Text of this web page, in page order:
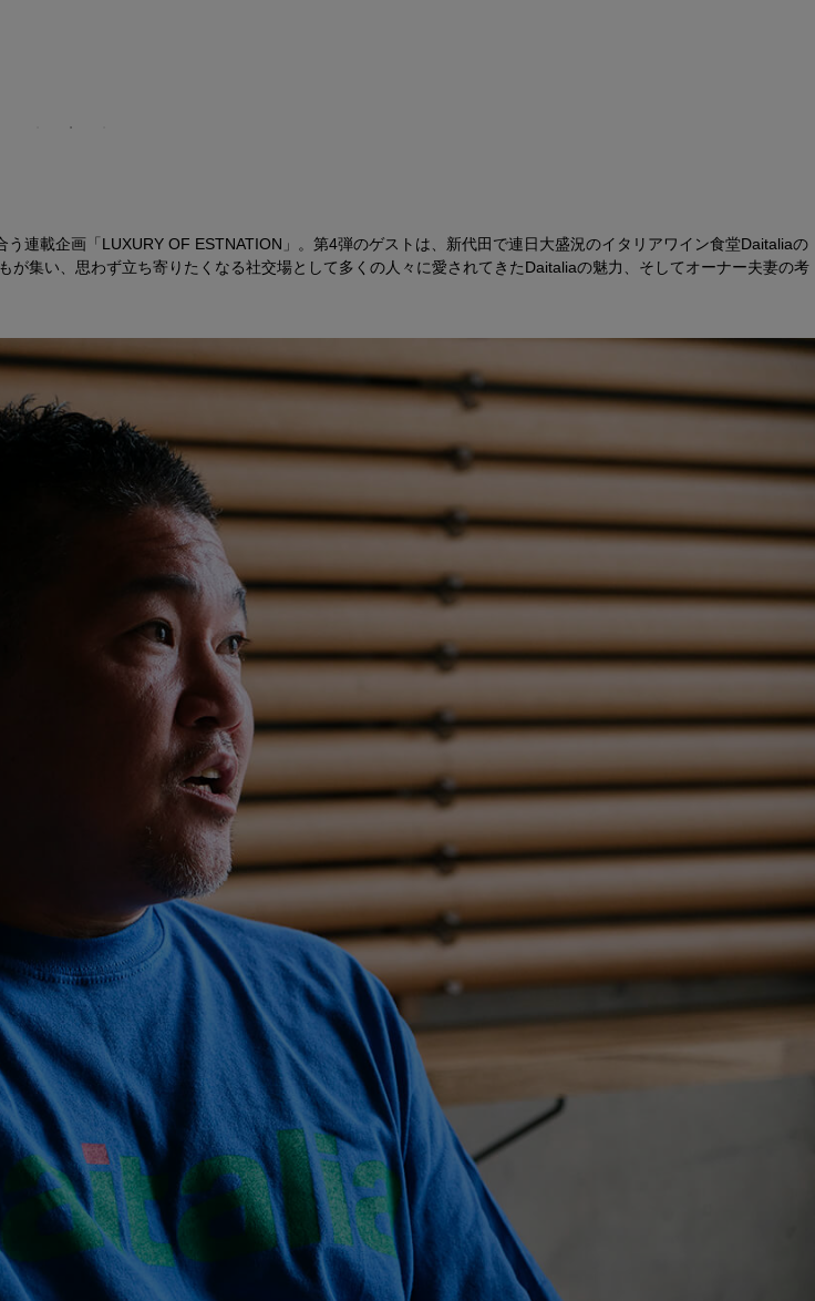
連載企画「LUXURY OF ESTNATION」。第4弾のゲストは、新代田で連日大盛況のイタリアワイン食堂Daitaliaの
集い、思わず立ち寄りたくなる社交場として多くの人々に愛されてきたDaitaliaの魅力、そしてオーナー夫妻の考